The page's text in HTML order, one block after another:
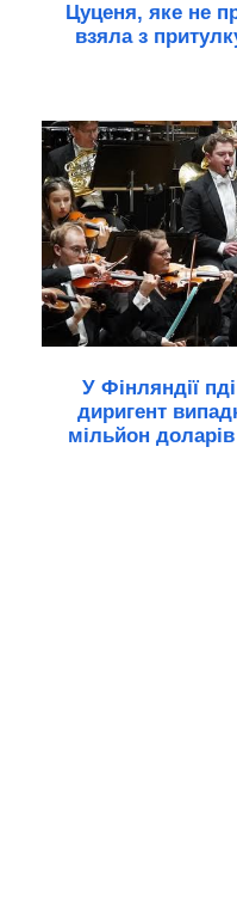
Цуценя, яке не
взяла з
У Фінляндії
диригент
мільйон